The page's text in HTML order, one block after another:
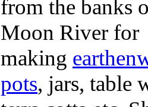
from the banks
Moon River for
making
pots, jars, table